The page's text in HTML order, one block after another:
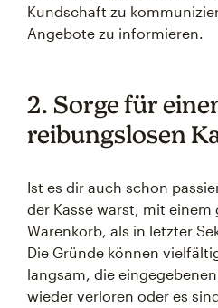
Kundschaft zu
Angebote zu informieren.
2. Sorge für
reibungslosen
Ist es dir auch schon
der Kasse warst, mit einem
Warenkorb, als in letzter
Die Gründe können
langsam, die
wieder verloren oder es